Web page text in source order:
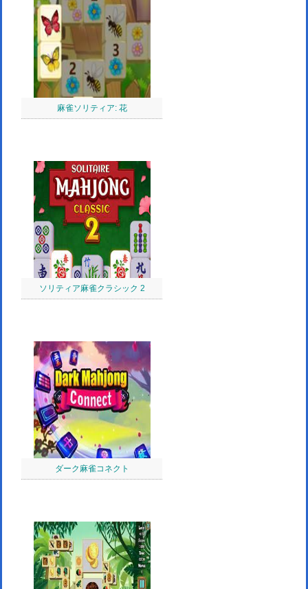
麻雀ソリティア: 花
ソリティア麻雀クラシック 2
ダーク麻雀コネクト